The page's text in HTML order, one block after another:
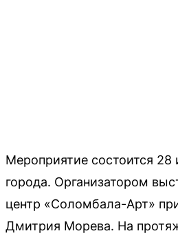
Мероприятие состоится 28
города. Организатором
центр «Соломбала-Арт»
Дмитрия Морева. На